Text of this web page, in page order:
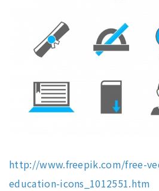
http://www.freepik.com/free-
education-icons_1012551.htm